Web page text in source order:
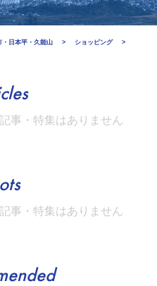
・日本平・久能山
ショッピング
事・特集はありません
事・特集はありません